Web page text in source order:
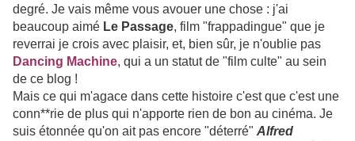
degré. Je vais même vous avouer une chose : j'ai
beaucoup aimé Le Passage, film "frappadingue" que je
reverrai je crois avec plaisir, et, bien sûr, je n'oublie pas
Dancing Machine, qui a un statut de "film culte" au sein
de ce blog !
Mais ce qui m'agace dans cette histoire c'est que c'est une
conn**rie de plus qui n'apporte rien de bon au cinéma. Je
suis étonnée qu'on ait pas encore "déterré" Alfred